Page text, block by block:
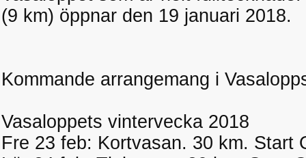
(9 km) öppnar den 19 januari 2018.
Kommande arrangemang i
Vasaloppets vintervecka 2018
Fre 23 feb: Kortvasan. 30 km. Start